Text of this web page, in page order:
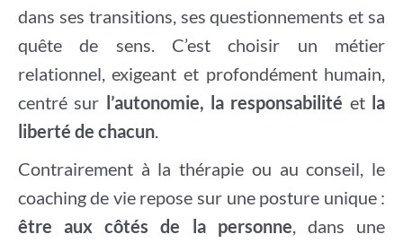
dans ses transitions, ses questionnements et sa
quête de sens. C’est choisir un métier
relationnel, exigeant et profondément humain,
centré sur l’autonomie, la responsabilité et la
liberté de chacun.
Contrairement à la thérapie ou au conseil, le
coaching de vie repose sur une posture unique :
être aux côtés de la personne, dans une